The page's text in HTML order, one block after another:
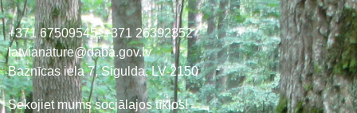
+371 67509545,+371 26392352
latvianature@daba.gov.lv
Baznīcas iela 7, Sigulda, LV-2150
Sekojiet mums sociālajos tīklos!